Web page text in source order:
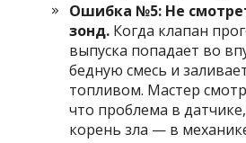
Ошибка №5: Не
зонд. Когда клапан
выпуска попадает во
бедную смесь и
топливом. Мастер
что проблема в
корень зла — в